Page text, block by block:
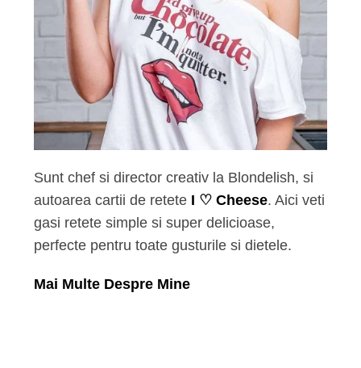
Sunt chef si director creativ la Blondelish, si
autoarea cartii de retete I ♡ Cheese. Aici veti
gasi retete simple si super delicioase,
perfecte pentru toate gusturile si dietele.
Mai Multe Despre Mine